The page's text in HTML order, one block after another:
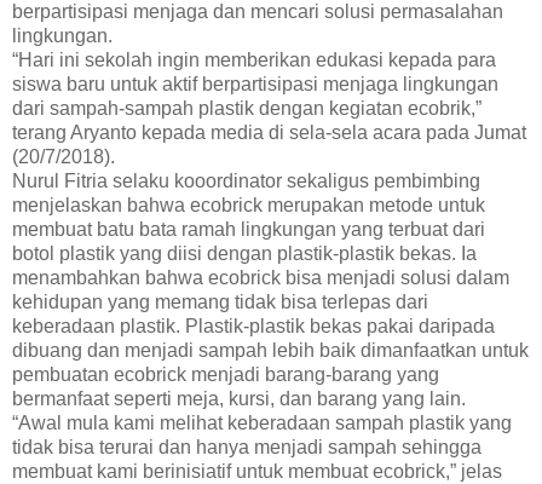
berpartisipasi menjaga dan mencari solusi permasalahan
lingkungan.
“Hari ini sekolah ingin memberikan edukasi kepada para
siswa baru untuk aktif berpartisipasi menjaga lingkungan
dari sampah-sampah plastik dengan kegiatan ecobrik,”
terang Aryanto kepada media di sela-sela acara pada Jumat
(20/7/2018).
Nurul Fitria selaku kooordinator sekaligus pembimbing
menjelaskan bahwa ecobrick merupakan metode untuk
membuat batu bata ramah lingkungan yang terbuat dari
botol plastik yang diisi dengan plastik-plastik bekas. Ia
menambahkan bahwa ecobrick bisa menjadi solusi dalam
kehidupan yang memang tidak bisa terlepas dari
keberadaan plastik. Plastik-plastik bekas pakai daripada
dibuang dan menjadi sampah lebih baik dimanfaatkan untuk
pembuatan ecobrick menjadi barang-barang yang
bermanfaat seperti meja, kursi, dan barang yang lain.
“Awal mula kami melihat keberadaan sampah plastik yang
tidak bisa terurai dan hanya menjadi sampah sehingga
membuat kami berinisiatif untuk membuat ecobrick,” jelas